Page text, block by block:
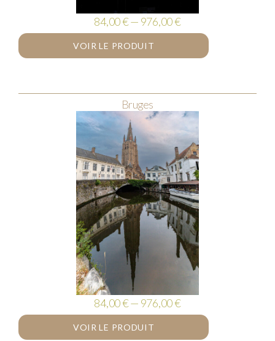
84,00 € — 976,00 €
VOIR LE PRODUIT
Bruges
84,00 € — 976,00 €
VOIR LE PRODUIT